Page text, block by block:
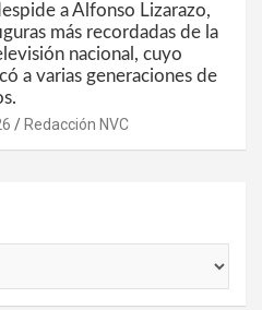
a Alfonso Lizarazo,
más recordadas de la
nacional, cuyo
a varias generaciones de
Redacción NVC